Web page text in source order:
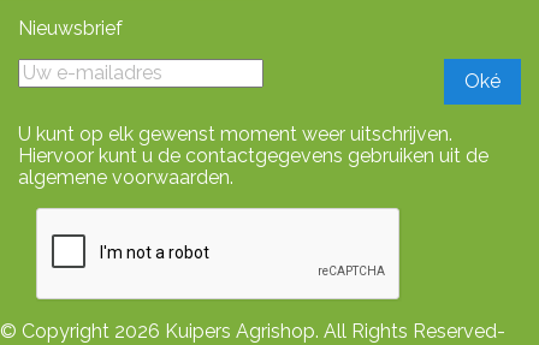
Nieuwsbrief
U kunt op elk gewenst moment weer uitschrijven.
Hiervoor kunt u de contactgegevens gebruiken uit de
algemene voorwaarden.
© Copyright 2026 Kuipers Agrishop. All Rights Reserved-